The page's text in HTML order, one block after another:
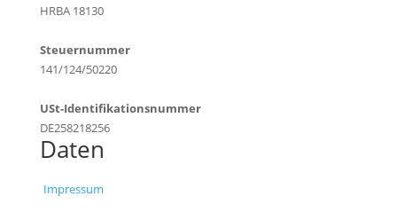
HRBA 18130
Steuernummer
141/124/50220
USt-Identifikationsnummer
DE258218256
Daten
Impressum